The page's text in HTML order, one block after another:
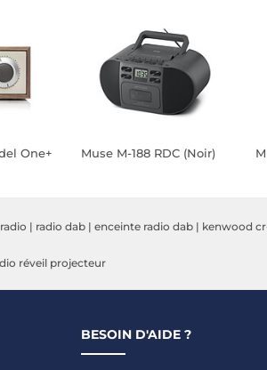
One+
Muse M-188 RDC (Noir)
| radio dab | enceinte radio dab | kenwood
réveil projecteur
BESOIN D'AIDE ?